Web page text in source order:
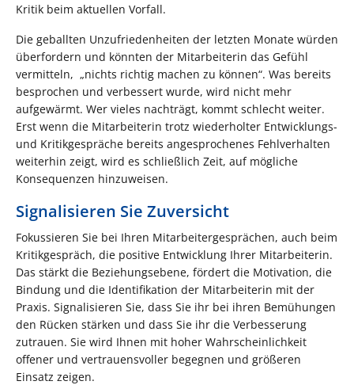
Kritik beim aktuellen Vorfall.
Die geballten Unzufriedenheiten der letzten Monate würden
überfordern und könnten der Mitarbeiterin das Gefühl
vermitteln, „nichts richtig machen zu können“. Was bereits
besprochen und verbessert wurde, wird nicht mehr
aufgewärmt. Wer vieles nachträgt, kommt schlecht weiter.
Erst wenn die Mitarbeiterin trotz wiederholter Entwicklungs-
und Kritikgespräche bereits angesprochenes Fehlverhalten
weiterhin zeigt, wird es schließlich Zeit, auf mögliche
Konsequenzen hinzuweisen.
Signalisieren Sie Zuversicht
Fokussieren Sie bei Ihren Mitarbeitergesprächen, auch beim
Kritikgespräch, die positive Entwicklung Ihrer Mitarbeiterin.
Das stärkt die Beziehungsebene, fördert die Motivation, die
Bindung und die Identifikation der Mitarbeiterin mit der
Praxis. Signalisieren Sie, dass Sie ihr bei ihren Bemühungen
den Rücken stärken und dass Sie ihr die Verbesserung
zutrauen. Sie wird Ihnen mit hoher Wahrscheinlichkeit
offener und vertrauensvoller begegnen und größeren
Einsatz zeigen.